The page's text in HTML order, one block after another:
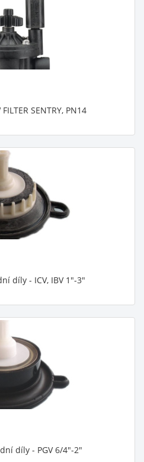
SENTRY, PN14
díly - ICV, IBV 1"-3"
díly - PGV 6/4"-2"